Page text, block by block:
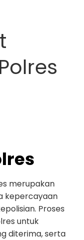
merupakan
kepercayaan
Proses
untuk
diterima, serta